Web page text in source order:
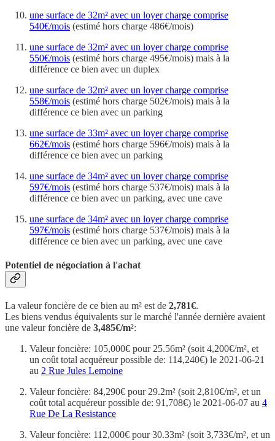
une surface de 32m² avec un loyer charge comprise
540€/mois (estimé hors charge 486€/mois)
une surface de 32m² avec un loyer charge comprise
550€/mois (estimé hors charge 495€/mois) mais à la
différence ce bien avec un duplex
une surface de 32m² avec un loyer charge comprise
558€/mois (estimé hors charge 502€/mois) mais à la
différence ce bien avec un parking
une surface de 33m² avec un loyer charge comprise
662€/mois (estimé hors charge 596€/mois) mais à la
différence ce bien avec un parking
une surface de 34m² avec un loyer charge comprise
597€/mois (estimé hors charge 537€/mois) mais à la
différence ce bien avec un parking, avec une cave
une surface de 34m² avec un loyer charge comprise
597€/mois (estimé hors charge 537€/mois) mais à la
différence ce bien avec un parking, avec une cave
Potentiel de négociation à l'achat
La valeur foncière de ce bien au m² est de 2,781€.
Les biens vendus équivalents sur le marché l'année dernière avaient
une valeur foncière de 3,485€/m²:
Valeur foncière: 105,000€ pour 25.56m² (soit 4,200€/m², et
un coût total acquéreur possible de: 114,240€) le 2021-06-21
au 2 Rue Jules Lemoine
Valeur foncière: 84,290€ pour 29.2m² (soit 2,810€/m², et un
coût total acquéreur possible de: 91,708€) le 2021-06-07 au 4
Rue De La Resistance
Valeur foncière: 112,000€ pour 30.33m² (soit 3,733€/m², et un